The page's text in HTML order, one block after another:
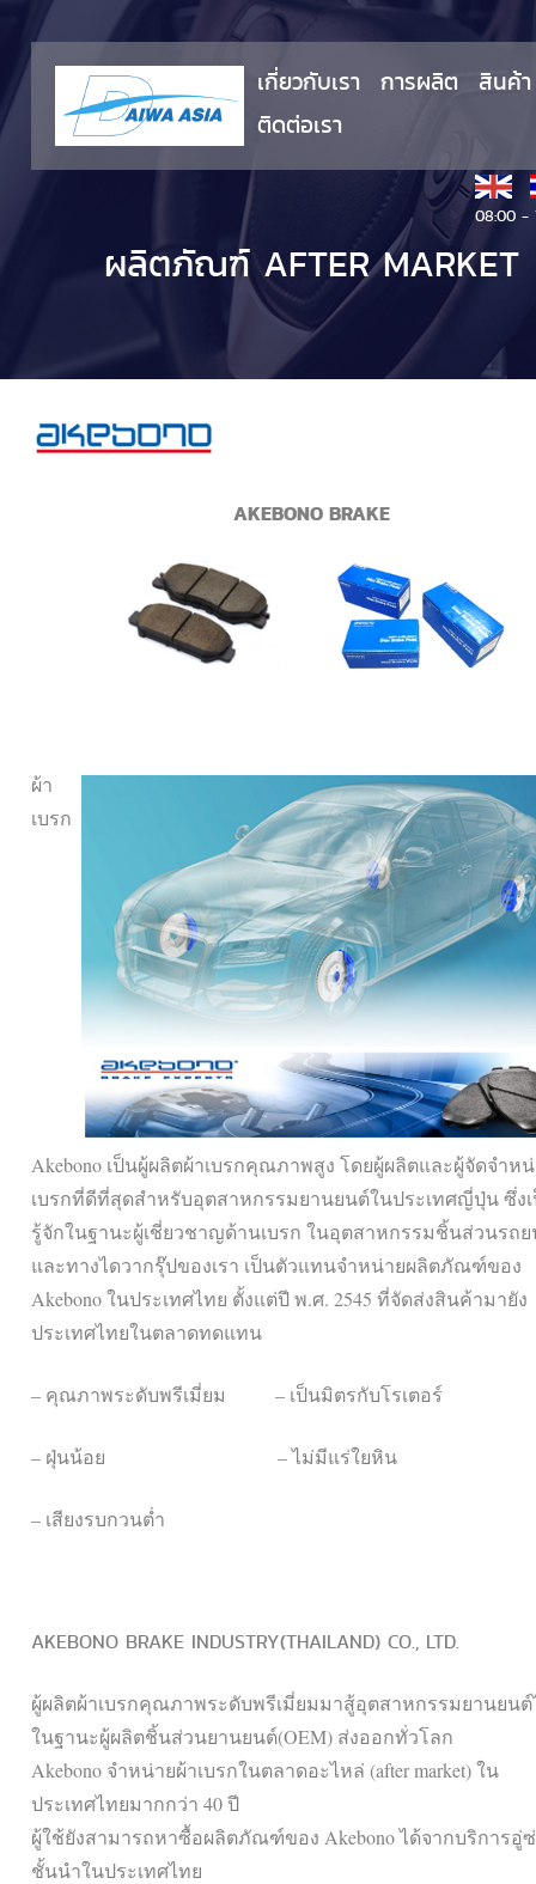
เกี่ยวกับเรา การผลิต
สินค้า
ติดต่อเรา
08:00 -
ผลิตภัณฑ์ AFTER MARKET
AKEBONO BRAKE
ผ้า
เบรก
Akebono เป็นผู้ผลิตผ้าเบรกคุณภาพสูง โดยผู้ผลิตและผู้จัดจำห
เบรกที่ดีที่สุดสำหรับอุตสาหกรรมยานยนต์ในประเทศญี่ปุ่น ซึ่ง
รู้จักในฐานะผู้เชี่ยวชาญด้านเบรก ในอุตสาหกรรมชิ้นส่วนรถ
และทางไดวากรุ๊ปของเรา เป็นตัวแทนจำหน่ายผลิตภัณฑ์ของ
Akebono ในประเทศไทย ตั้งแต่ปี พ.ศ. 2545 ที่จัดส่งสินค้ามายัง
ประเทศไทยในตลาดทดแทน
– คุณภาพระดับพรีเมี่ยม – เป็นมิตรกับโรเตอร์
– ฝุ่นน้อย –ไม่มีแร่ใยหิน
– เสียงรบกวนต่ำ
AKEBONO BRAKE INDUSTRY(THAILAND) CO., LTD.
ผู้ผลิตผ้าเบรกคุณภาพระดับพรีเมี่ยมมาสู้อุตสาหกรรมยานยนต์
ในฐานะผู้ผลิตชิ้นส่วนยานยนต์(OEM) ส่งออกทั่วโลก
Akebono จำหน่ายผ้าเบรกในตลาดอะไหล่ (after market) ใน
ประเทศไทยมากกว่า 40 ปี
ผู้ใช้ยังสามารถหาซื้อผลิตภัณฑ์ของ Akebono ได้จากบริการอู่
ชั้นนำในประเทศไทย